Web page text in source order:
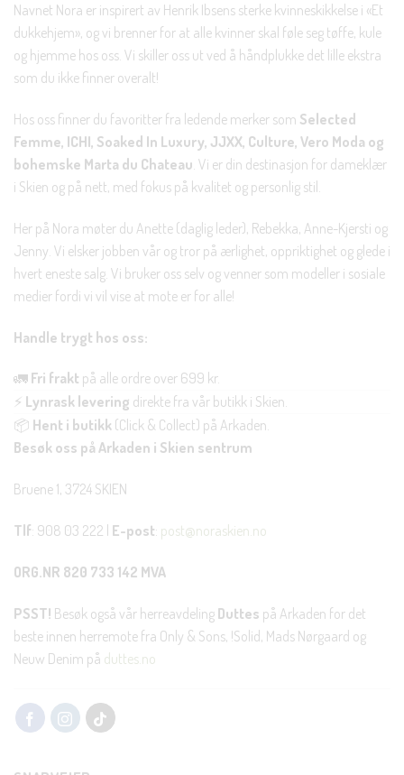
Navnet Nora er inspirert av Henrik Ibsens sterke kvinneskikkelse i «Et
dukkehjem», og vi brenner for at alle kvinner skal føle seg tøffe, kule
og hjemme hos oss. Vi skiller oss ut ved å håndplukke det lille ekstra
som du ikke finner overalt!
Hos oss finner du favoritter fra ledende merker som Selected
Femme, ICHI, Soaked In Luxury, JJXX, Culture, Vero Moda og
bohemske Marta du Chateau. Vi er din destinasjon for dameklær
i Skien og på nett, med fokus på kvalitet og personlig stil.
Her på Nora møter du Anette (daglig leder), Rebekka, Anne-Kjersti og
Jenny. Vi elsker jobben vår og tror på ærlighet, oppriktighet og glede i
hvert eneste salg. Vi bruker oss selv og venner som modeller i sosiale
medier fordi vi vil vise at mote er for alle!
Handle trygt hos oss:
🚛 Fri frakt på alle ordre over 699 kr.
⚡ Lynrask levering direkte fra vår butikk i Skien.
📦 Hent i butikk (Click & Collect) på Arkaden.
Besøk oss på Arkaden i Skien sentrum
Bruene 1, 3724 SKIEN
Tlf: 908 03 222 | E-post: post@noraskien.no
ORG.NR 820 733 142 MVA
PSST! Besøk også vår herreavdeling Duttes på Arkaden for det
beste innen herremote fra Only & Sons, !Solid, Mads Nørgaard og
Neuw Denim på duttes.no